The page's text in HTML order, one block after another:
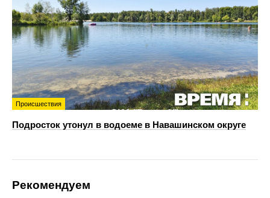
Происшествия
Подросток утонул в водоеме в Навашинском округе
Рекомендуем